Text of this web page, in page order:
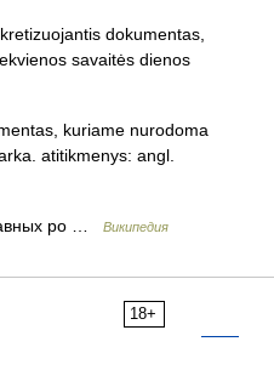
dokumentas,
savaitės dienos
kuriame nurodoma
atitikmenys: angl.
ро … Википедия
18+